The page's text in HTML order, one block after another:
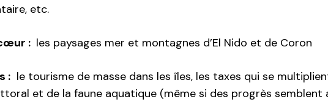
etc.
: les paysages mer et montagnes d’El Nido et de Coron
: le tourisme de masse dans les îles, les taxes qui se
et de la faune aquatique (même si des progrès semblent